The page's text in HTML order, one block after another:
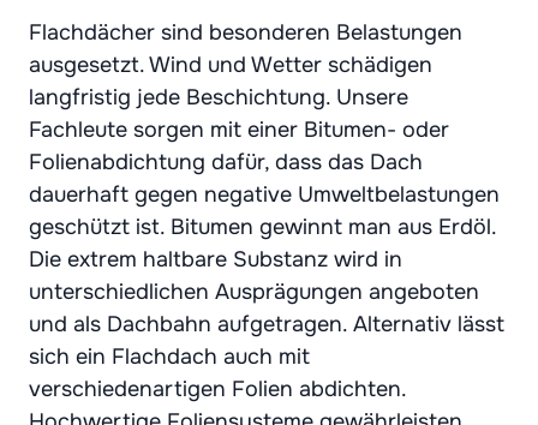
Flachdächer sind besonderen Belastungen
ausgesetzt. Wind und Wetter schädigen
langfristig jede Beschichtung. Unsere
Fachleute sorgen mit einer Bitumen- oder
Folienabdichtung dafür, dass das Dach
dauerhaft gegen negative Umweltbelastungen
geschützt ist. Bitumen gewinnt man aus Erdöl.
Die extrem haltbare Substanz wird in
unterschiedlichen Ausprägungen angeboten
und als Dachbahn aufgetragen. Alternativ lässt
sich ein Flachdach auch mit
verschiedenartigen Folien abdichten.